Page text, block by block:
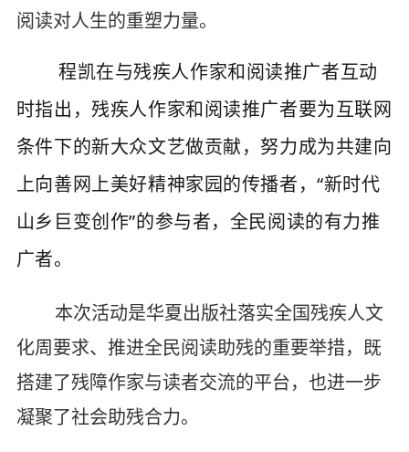
阅读对人生的重塑力量。
程凯在与残疾人作家和阅读推广者互动
时指出，残疾人作家和阅读推广者要为互联网
条件下的新大众文艺做贡献，努力成为共建向
上向善网上美好精神家园的传播者，“新时代
山乡巨变创作”的参与者，全民阅读的有力推
广者。
本次活动是华夏出版社落实全国残疾人文
化周要求、推进全民阅读助残的重要举措，既
搭建了残障作家与读者交流的平台，也进一步
凝聚了社会助残合力。